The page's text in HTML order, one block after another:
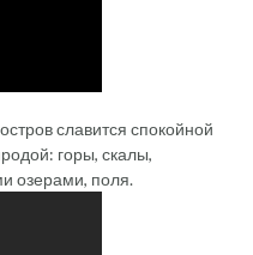
славится спокойной
горы, скалы,
озерами, поля.